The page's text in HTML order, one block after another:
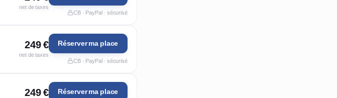
net de taxes
CB · PayPal · sécurisé
249 €
net de taxes
Réserver ma place
CB · PayPal · sécurisé
249 € Réserver ma place